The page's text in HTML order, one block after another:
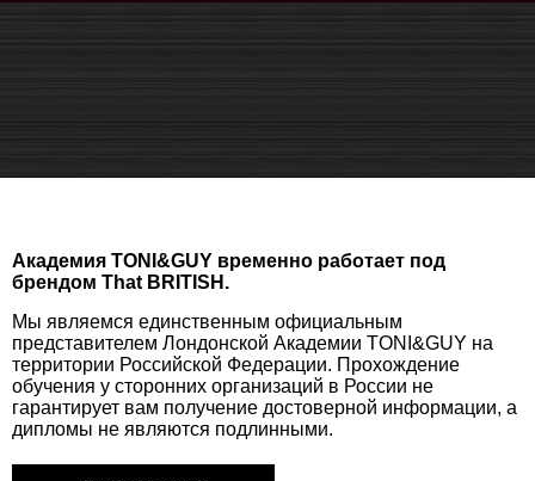
Академия TONI&GUY временно работает под
брендом That BRITISH.
Мы являемся единственным официальным
представителем Лондонской Академии TONI&GUY на
территории Российской Федерации. Прохождение
обучения у сторонних организаций в России не
гарантирует вам получение достоверной информации, а
дипломы не являются подлинными.